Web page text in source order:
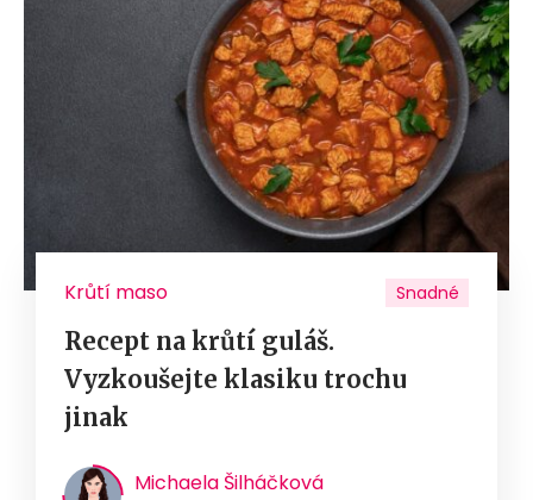
Krůtí maso Snadné
Recept na krůtí guláš.
Vyzkoušejte klasiku trochu
jinak
Michaela Šilháčková